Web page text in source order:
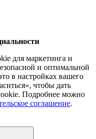
для маркетинга и
и оптимальной
в настройках вашего
чтобы дать
Подробнее можно
соглашение.